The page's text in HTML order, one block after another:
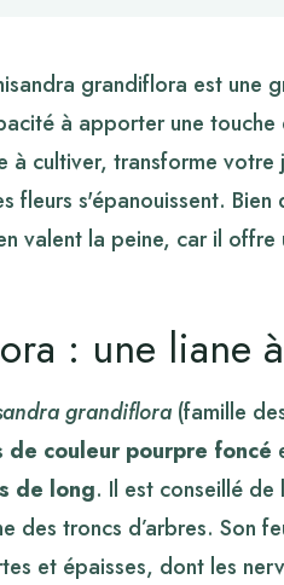
grandiflora est une
à apporter une
à cultiver, transforme
fleurs s'épanouissent. Bien
valent la peine, car il offre
: une liane
grandiflora (famille
de couleur pourpre foncé
de long. Il est conseillé de
des troncs d’arbres. Son
et épaisses, dont les